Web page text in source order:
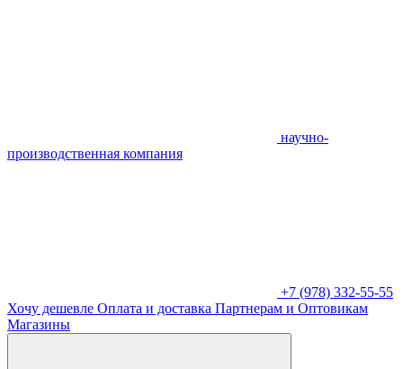
научно-
производственная компания
+7 (978) 332-55-55
Хочу дешевле Оплата и доставка Партнерам и Оптовикам
Магазины